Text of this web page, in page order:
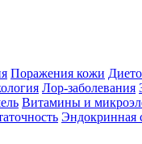
Поражения кожи
Лор-заболевания
Витамины и
Эндокринная